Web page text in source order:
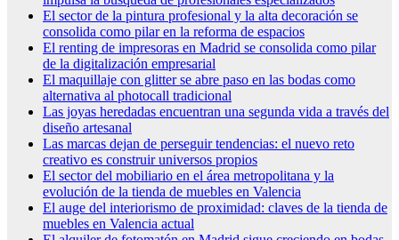
El sector de la pintura profesional y la alta decoración se
consolida como pilar en la reforma de espacios
El renting de impresoras en Madrid se consolida como pilar
de la digitalización empresarial
El maquillaje con glitter se abre paso en las bodas como
alternativa al photocall tradicional
Las joyas heredadas encuentran una segunda vida a través del
diseño artesanal
Las marcas dejan de perseguir tendencias: el nuevo reto
creativo es construir universos propios
El sector del mobiliario en el área metropolitana y la
evolución de la tienda de muebles en Valencia
El auge del interiorismo de proximidad: claves de la tienda de
muebles en Valencia actual